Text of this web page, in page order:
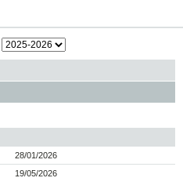
28/01/2026
19/05/2026